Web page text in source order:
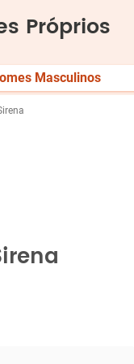
Próprios
Masculinos